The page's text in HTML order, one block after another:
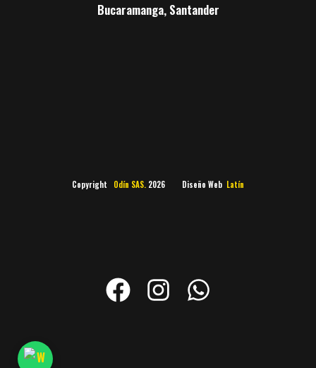
Bucaramanga, Santander
Copyright Odín SAS. 2026 Diseño Web Latín